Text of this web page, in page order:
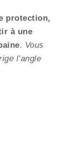
protection,
à une
. Vous
l’angle